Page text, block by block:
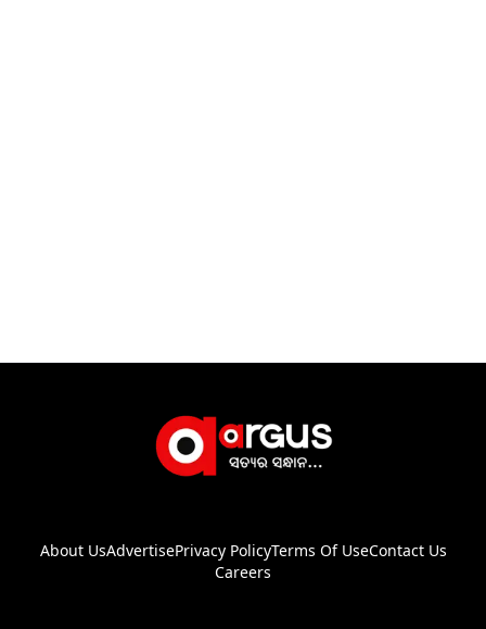
About UsAdvertisePrivacy PolicyTerms Of UseContact Us
Careers